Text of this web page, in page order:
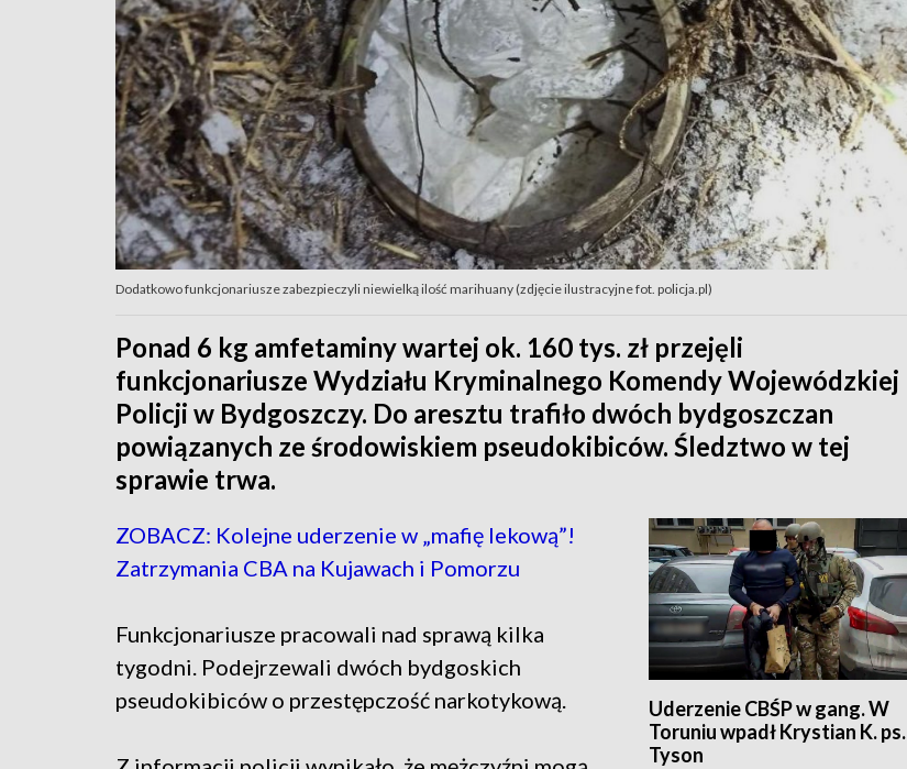
Dodatkowo funkcjonariusze zabezpieczyli niewielką ilość marihuany (zdjęcie ilustracyjne fot. policja.pl)
Ponad 6 kg amfetaminy wartej ok. 160 tys. zł przejęli
funkcjonariusze Wydziału Kryminalnego Komendy Wojewódzkiej
Policji w Bydgoszczy. Do aresztu trafiło dwóch bydgoszczan
powiązanych ze środowiskiem pseudokibiców. Śledztwo w tej
sprawie trwa.
Uderzenie CBŚP w gang. W
Toruniu wpadł Krystian K. ps.
Tyson
ZOBACZ: Kolejne uderzenie w „mafię lekową”!
Zatrzymania CBA na Kujawach i Pomorzu
Funkcjonariusze pracowali nad sprawą kilka
tygodni. Podejrzewali dwóch bydgoskich
pseudokibiców o przestępczość narkotykową.